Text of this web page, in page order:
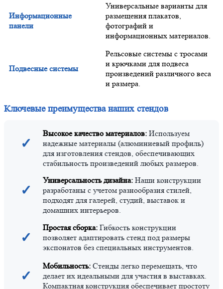
Информационные
панели
Универсальные варианты для
размещения плакатов,
фотографий и
информационных материалов.
Подвесные системы
Рельсовые системы с тросами
и крючками для подвеса
произведений различного веса
и размера.
Ключевые преимущества наших стендов
✓
Высокое качество материалов: Используем
надежные материалы (алюминиевый профиль)
для изготовления стендов, обеспечивающих
стабильность произведений любых размеров.
✓
Универсальность дизайна: Наши конструкции
разработаны с учетом разнообразия стилей,
подходят для галерей, студий, выставок и
домашних интерьеров.
✓
Простая сборка: Гибкость конструкции
позволяет адаптировать стенд под размеры
экспонатов без специальных инструментов.
✓
Мобильность: Стенды легко перемещать, что
делает их идеальными для участия в выставках.
Компактная конструкция обеспечивает простоту